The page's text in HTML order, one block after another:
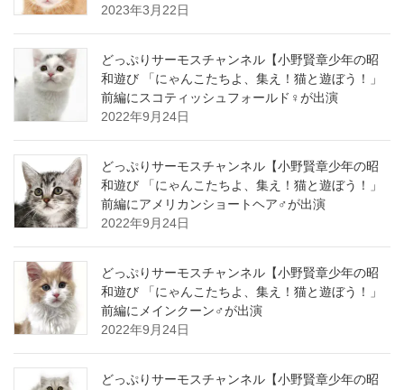
2023年3月22日
どっぷりサーモスチャンネル【小野賢章少年の昭
和遊び 「にゃんこたちよ、集え！猫と遊ぼう！」
前編にスコティッシュフォールド♀が出演
2022年9月24日
どっぷりサーモスチャンネル【小野賢章少年の昭
和遊び 「にゃんこたちよ、集え！猫と遊ぼう！」
前編にアメリカンショートヘア♂が出演
2022年9月24日
どっぷりサーモスチャンネル【小野賢章少年の昭
和遊び 「にゃんこたちよ、集え！猫と遊ぼう！」
前編にメインクーン♂が出演
2022年9月24日
どっぷりサーモスチャンネル【小野賢章少年の昭